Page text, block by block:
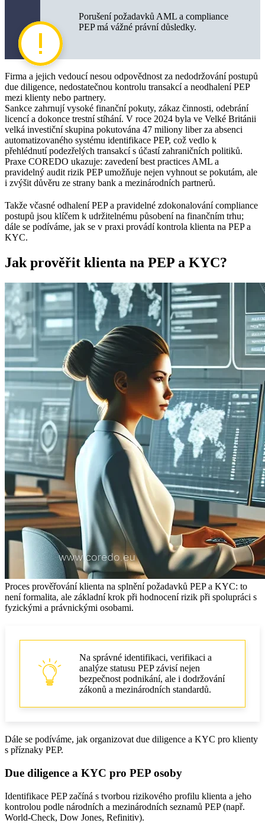
Porušení požadavků AML a compliance
PEP má vážné právní důsledky.
Firma a jejich vedoucí nesou odpovědnost za nedodržování postupů
due diligence, nedostatečnou kontrolu transakcí a neodhalení PEP
mezi klienty nebo partnery.
Sankce zahrnují vysoké finanční pokuty, zákaz činnosti, odebrání
licencí a dokonce trestní stíhání. V roce 2024 byla ve Velké Británii
velká investiční skupina pokutována 47 miliony liber za absenci
automatizovaného systému identifikace PEP, což vedlo k
přehlédnutí podezřelých transakcí s účastí zahraničních politiků.
Praxe COREDO ukazuje: zavedení best practices AML a
pravidelný audit rizik PEP umožňuje nejen vyhnout se pokutám, ale
i zvýšit důvěru ze strany bank a mezinárodních partnerů.
Takže včasné odhalení PEP a pravidelné zdokonalování compliance
postupů jsou klíčem k udržitelnému působení na finančním trhu;
dále se podíváme, jak se v praxi provádí kontrola klienta na PEP a
KYC.
Jak prověřit klienta na PEP a KYC?
Proces prověřování klienta na splnění požadavků PEP a KYC: to
není formalita, ale základní krok při hodnocení rizik při spolupráci s
fyzickými a právnickými osobami.
Na správné identifikaci, verifikaci a
analýze statusu PEP závisí nejen
bezpečnost podnikání, ale i dodržování
zákonů a mezinárodních standardů.
Dále se podíváme, jak organizovat due diligence a KYC pro klienty
s příznaky PEP.
Due diligence a KYC pro PEP osoby
Identifikace PEP začíná s tvorbou rizikového profilu klienta a jeho
kontrolou podle národních a mezinárodních seznamů PEP (např.
World-Check, Dow Jones, Refinitiv).